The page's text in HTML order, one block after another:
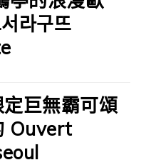
라구뜨
巨無霸可頌
Ouvert